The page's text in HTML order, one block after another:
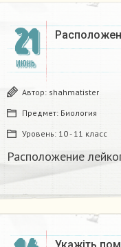
21
ИЮНЬ
Автор: shahmatister
Предмет: Биология
Уровень: 10 - 11 класс
Расположение
Укажіть